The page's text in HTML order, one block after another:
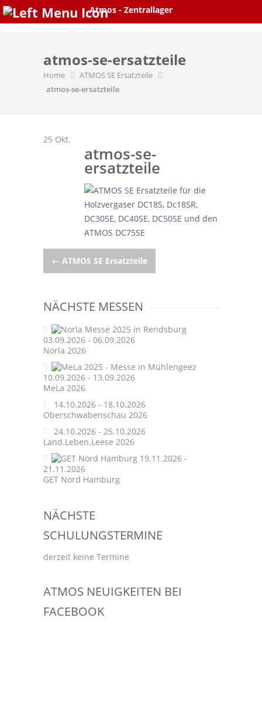
Skip
atmos-se-ersatzteile
Home
ATMOS SE Ersatzteile
atmos-se-ersatzteile
25 Okt.
atmos-se-
ersatzteile
Post
← ATMOS SE Ersatzteile
NÄCHSTE MESSEN
03.09.2026 - 06.09.2026
Norla 2026
10.09.2026 - 13.09.2026
MeLa 2026
14.10.2026 - 18.10.2026
Oberschwabenschau 2026
24.10.2026 - 25.10.2026
Land.Leben.Leese 2026
19.11.2026 -
21.11.2026
GET Nord Hamburg
NÄCHSTE
SCHULUNGSTERMINE
derzeit keine Termine
ATMOS NEUIGKEITEN BEI
FACEBOOK
Atmos - Zentrallager